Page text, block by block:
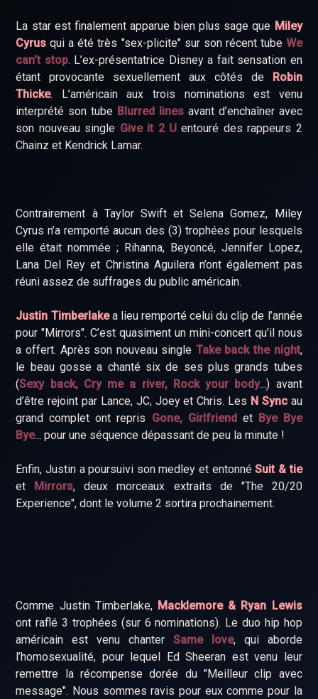
La star est finalement apparue bien plus sage que Miley
Cyrus qui a été très "sex-plicite" sur son récent tube We
can’t stop. L’ex-présentatrice Disney a fait sensation en
étant provocante sexuellement aux côtés de Robin
Thicke. L’américain aux trois nominations est venu
interprété son tube Blurred linesavant d’enchaîner avec
son nouveau single Give it 2 Uentouré des rappeurs 2
Chainz et Kendrick Lamar.
Contrairement à Taylor Swift et Selena Gomez, Miley
Cyrus n’a remporté aucun des (3) trophées pour lesquels
elle était nommée ; Rihanna, Beyoncé, Jennifer Lopez,
Lana Del Rey et Christina Aguilera n’ont également pas
réuni assez de suffrages du public américain.
Justin Timberlakea lieu remporté celui du clip de l’année
pour "Mirrors". C’est quasiment un mini-concert qu’il nous
a offert. Après son nouveau single Take back the night,
le beau gosse a chanté six de ses plus grands tubes
(Sexy back, Cry me a river, Rock your body...) avant
d’être rejoint par Lance, JC, Joey et Chris. Les N Syncau
grand complet ont repris Gone, Girlfriendet Bye Bye
Bye... pour une séquence dépassant de peu la minute !
Enfin, Justin a poursuivi son medley et entonnéSuit & tie
et Mirrors, deux morceaux extraits de "The 20/20
Experience", dont le volume 2 sortira prochainement.
Comme Justin Timberlake, Macklemore & Ryan Lewis
ont raflé 3 trophées (sur 6 nominations). Le duo hip hop
américain est venu chanter Same love, qui aborde
l’homosexualité, pour lequel Ed Sheeran est venu leur
remettre la récompense dorée du "Meilleur clip avec
message". Nous sommes ravis pour eux comme pour la